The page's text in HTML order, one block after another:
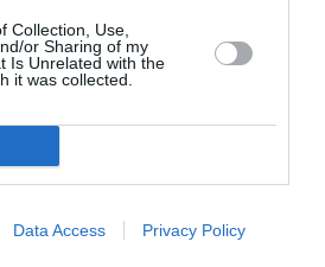
Collection, Use,
or Sharing of my
Is Unrelated with the
it was collected.
Data Access Privacy Policy
με ανακούφιση. Θα είναι
θα χάσει τη δύναμή
θα σας δώσουν φτερά. Το
ευτυχισμένες στιγμές
αναμνήσεις σας για